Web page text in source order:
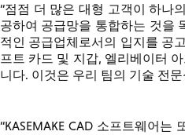
점점 더 많은 대형 고객이 하나
공하여 공급망을 통합하는 것을
적인 공급업체로서의 입지를 공
프트 카드 및 지갑, 엘리베이터
니다. 이것은 우리 팀의 기술 전
KASEMAKE CAD 소프트웨어